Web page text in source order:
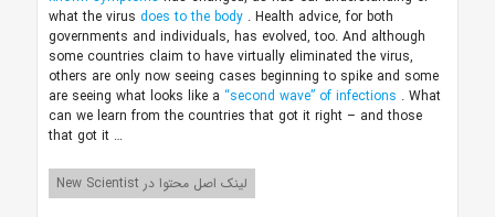
what the virus does to the body . Health advice, for both
governments and individuals, has evolved, too. And although
some countries claim to have virtually eliminated the virus,
others are only now seeing cases beginning to spike and some
are seeing what looks like a “second wave” of infections . What
can we learn from the countries that got it right – and those
that got it …
لینک اصل محتوا در New Scientist